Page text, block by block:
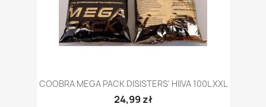
COOBRA MEGA PACK DISISTERS' HIIVA 100L XXL
24,99 zł